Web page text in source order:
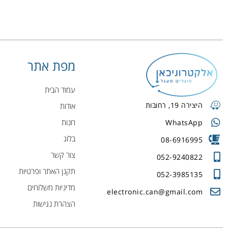
היצירה 19, רחובות
WhatsApp
08-6916995
052-9240822
052-3985135
electronic.can@gmail.com
מפת אתר
עמוד הבית
אודות
חנות
בלוג
צור קשר
תקנן האתר ופרטיות
מדיניות משלוחים
הצהרת נגישות